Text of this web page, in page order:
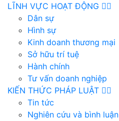
LĨNH VỰC HOẠT ĐỘNG
Dân sự
Hình sự
Kinh doanh thương mại
Sở hữu trí tuệ
Hành chính
Tư vấn doanh nghiệp
KIẾN THỨC PHÁP LUẬT
Tin tức
Nghiên cứu và bình luận